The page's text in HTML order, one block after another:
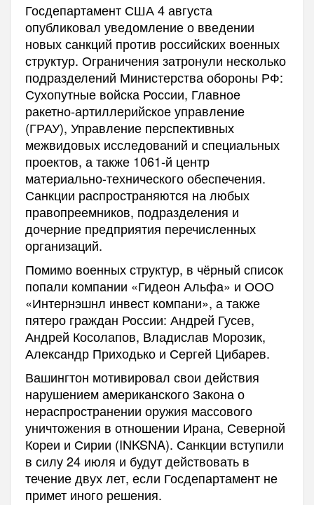
Госдепартамент США 4 августа
опубликовал уведомление о введении
новых санкций против российских военных
структур. Ограничения затронули несколько
подразделений Министерства обороны РФ:
Сухопутные войска России, Главное
ракетно-артиллерийское управление
(ГРАУ), Управление перспективных
межвидовых исследований и специальных
проектов, а также 1061-й центр
материально-технического обеспечения.
Санкции распространяются на любых
правопреемников, подразделения и
дочерние предприятия перечисленных
организаций.
Помимо военных структур, в чёрный список
попали компании «Гидеон Альфа» и ООО
«Интернэшнл инвест компани», а также
пятеро граждан России: Андрей Гусев,
Андрей Косолапов, Владислав Морозик,
Александр Приходько и Сергей Цибарев.
Вашингтон мотивировал свои действия
нарушением американского Закона о
нераспространении оружия массового
уничтожения в отношении Ирана, Северной
Кореи и Сирии (INKSNA). Санкции вступили
в силу 24 июля и будут действовать в
течение двух лет, если Госдепартамент не
примет иного решения.